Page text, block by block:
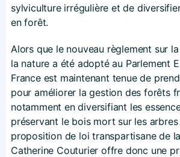
sylviculture irrégulière et de
en forêt.
Alors que le nouveau règlement sur
la nature a été adopté au Parlement
France est maintenant tenue de
pour améliorer la gestion des forêts
notamment en diversifiant les
préservant le bois mort sur les
proposition de loi transpartisane de
Catherine Couturier offre donc une